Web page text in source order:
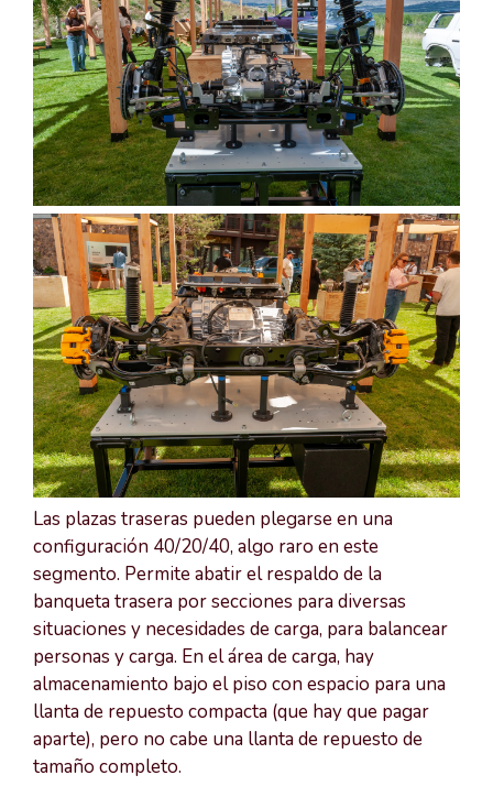
Las plazas traseras pueden plegarse en una
configuración 40/20/40, algo raro en este
segmento. Permite abatir el respaldo de la
banqueta trasera por secciones para diversas
situaciones y necesidades de carga, para balancear
personas y carga. En el área de carga, hay
almacenamiento bajo el piso con espacio para una
llanta de repuesto compacta (que hay que pagar
aparte), pero no cabe una llanta de repuesto de
tamaño completo.